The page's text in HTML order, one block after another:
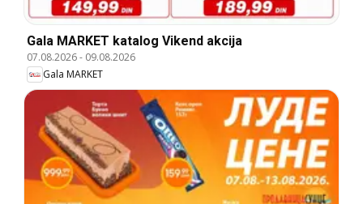
Gala MARKET katalog Vikend akcija
07.08.2026- 09.08.2026
Gala MARKET